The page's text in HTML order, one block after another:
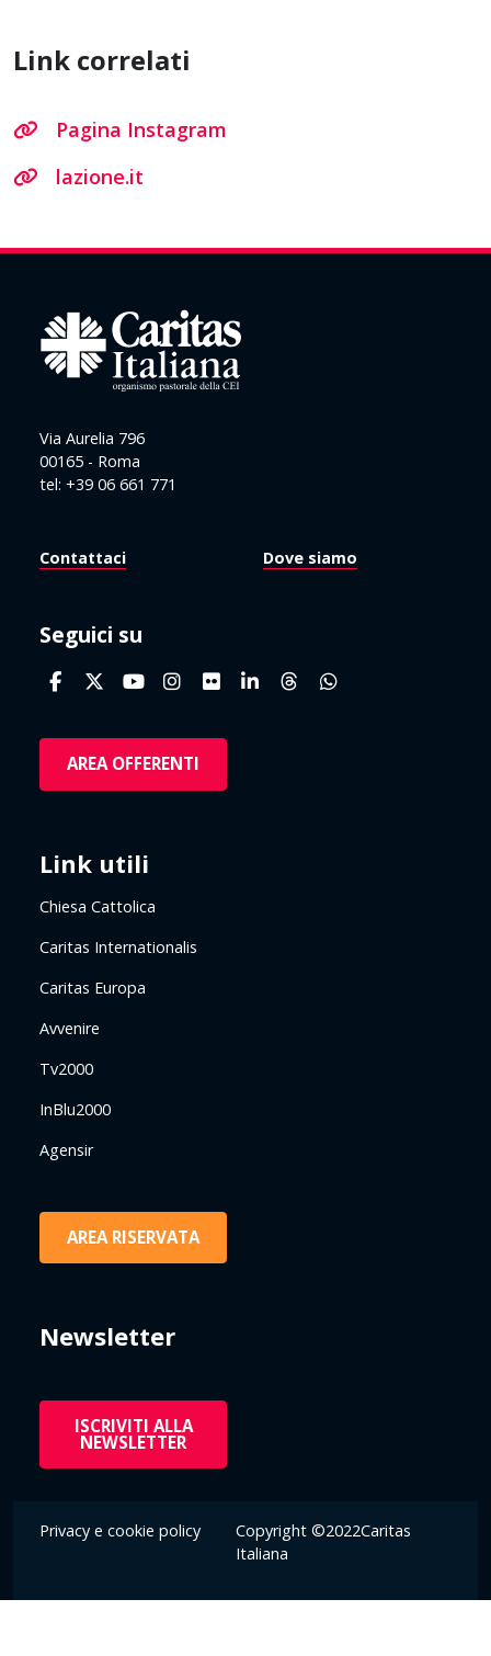
Link correlati
Pagina Instagram
lazione.it
Via Aurelia 796
00165 - Roma
tel: +39 06 661 771
Contattaci Dove siamo
Seguici su
AREA OFFERENTI
Link utili
Chiesa Cattolica
Caritas Internationalis
Caritas Europa
Avvenire
Tv2000
InBlu2000
Agensir
AREA RISERVATA
Newsletter
ISCRIVITI ALLA
NEWSLETTER
Privacy e cookie policy
Copyright ©2022Caritas
Italiana